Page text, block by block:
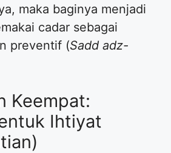
maka baginya menjadi
cadar sebagai
preventif (Sadd adz-
Keempat:
Ihtiyat